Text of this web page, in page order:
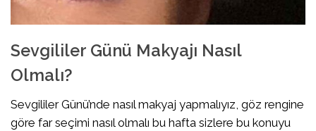
Sevgililer Günü Makyajı Nasıl
Olmalı?
Sevgililer Günü’nde nasıl makyaj yapmalıyız, göz rengine
göre far seçimi nasıl olmalı bu hafta sizlere bu konuyu